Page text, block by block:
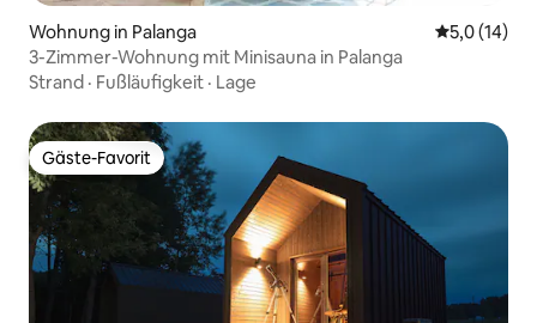
Wohnung in Palanga
5,0 (14)
3-Zimmer-Wohnung mit Minisauna in Palanga
Strand · Fußläufigkeit · Lage
Gäste-Favorit
Gäste-Favorit